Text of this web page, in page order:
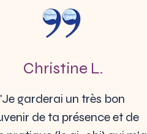
Christine L.
garderai un très bon
de ta présence et de